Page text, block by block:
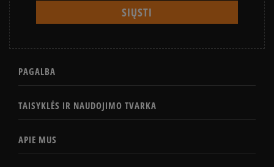
PAGALBA
TAISYKLĖS IR NAUDOJIMO TVARKA
APIE MUS